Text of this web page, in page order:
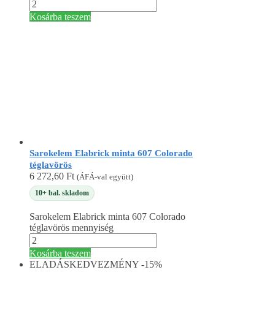
Kosárba teszem
Sarokelem Elabrick minta 607 Colorado
téglavörös
6 272,60 Ft (ÁFÁ-val együtt)
10+ bal. skladom
Sarokelem Elabrick minta 607 Colorado
téglavörös mennyiség
Kosárba teszem
ELADÁSKEDVEZMÉNY -15%